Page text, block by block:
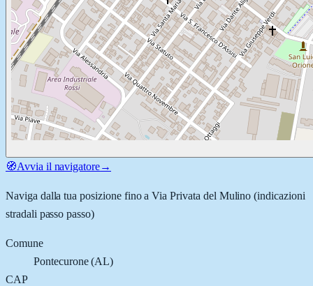
🧭Avvia il navigatore→
Naviga dalla tua posizione fino aVia Privata del Mulino (indicazioni
stradali passo passo)
Comune
Pontecurone(AL)
CAP